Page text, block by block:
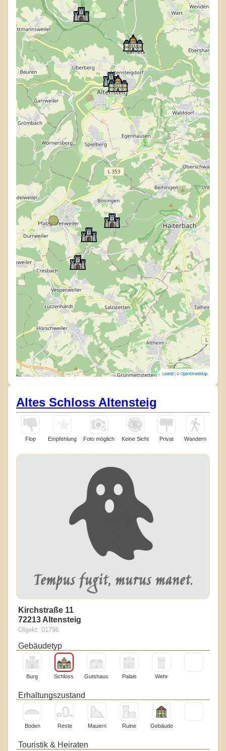
Leaflet| ©OpenStreetMap
Altes Schloss Altensteig
Flop Empfehlung Foto möglich Keine Sicht Privat Wandern
Kirchstraße 11
72213 Altensteig
Objekt: 01796
Gebäudetyp
Burg Schloss Gutshaus Palais Wehr
Erhaltungszustand
Boden Reste Mauern Ruine Gebäude
Touristik & Heiraten